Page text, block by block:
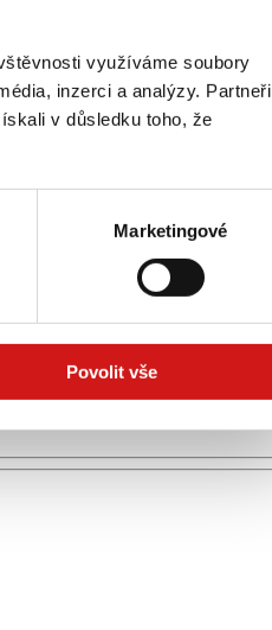
využíváme soubory
inzerci a analýzy. Partneři
v důsledku toho, že
Marketingové
Povolit vše